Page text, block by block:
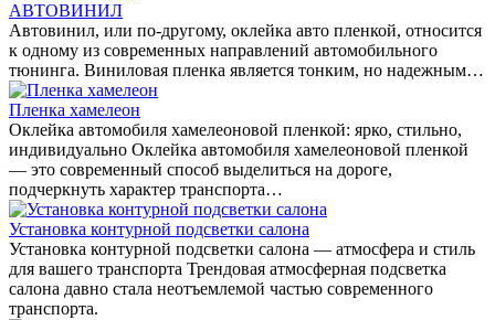
АВТОВИНИЛ
Автовинил, или по-другому, оклейка авто пленкой, относится
к одному из современных направлений автомобильного
тюнинга. Виниловая пленка является тонким, но надежным…
Пленка хамелеон
Оклейка автомобиля хамелеоновой пленкой: ярко, стильно,
индивидуально Оклейка автомобиля хамелеоновой пленкой
— это современный способ выделиться на дороге,
подчеркнуть характер транспорта…
Установка контурной подсветки салона
Установка контурной подсветки салона — атмосфера и стиль
для вашего транспорта Трендовая атмосферная подсветка
салона давно стала неотъемлемой частью современного
транспорта.